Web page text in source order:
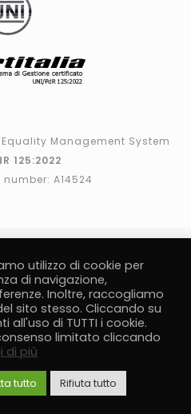
Management System
125:2022
A14524
e parità di genere
utilizzo di cookie per
di navigazione,
Inoltre, raccogliamo
sito stesso. Cliccando su
di TUTTI i cookie.
limitato cliccando
di più
tutto Rifiuta tutto